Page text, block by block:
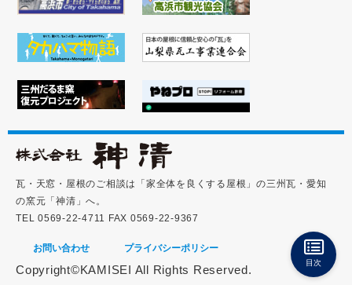
瓦・天窓・屋根のご相談は「家全体を良くする屋根」の三州瓦・愛知
の窯元「神清」へ。
TEL 0569-22-4711 FAX 0569-22-9367
お問い合わせ プライバシーポリシー
Copyright©KAMISEI All Rights Reserved.
目次